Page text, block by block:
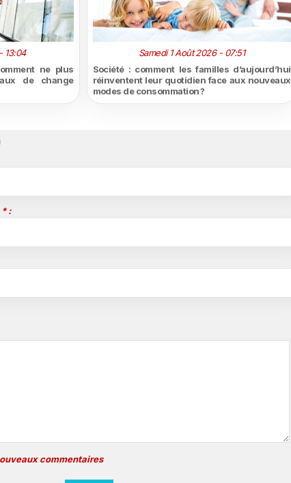
13:04
ne plus
de change
Samedi 1 Août 2026 - 07:51
Société : comment les familles d’aujourd’hui
réinventent leur quotidien face aux nouveaux
modes de consommation ?
:
commentaires